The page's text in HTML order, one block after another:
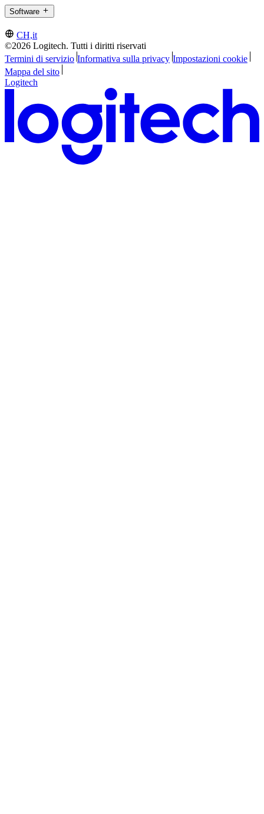
Software
CH,it
©2026 Logitech. Tutti i diritti riservati
Termini di servizio Informativa sulla privacy Impostazioni cookie
Mappa del sito
Logitech